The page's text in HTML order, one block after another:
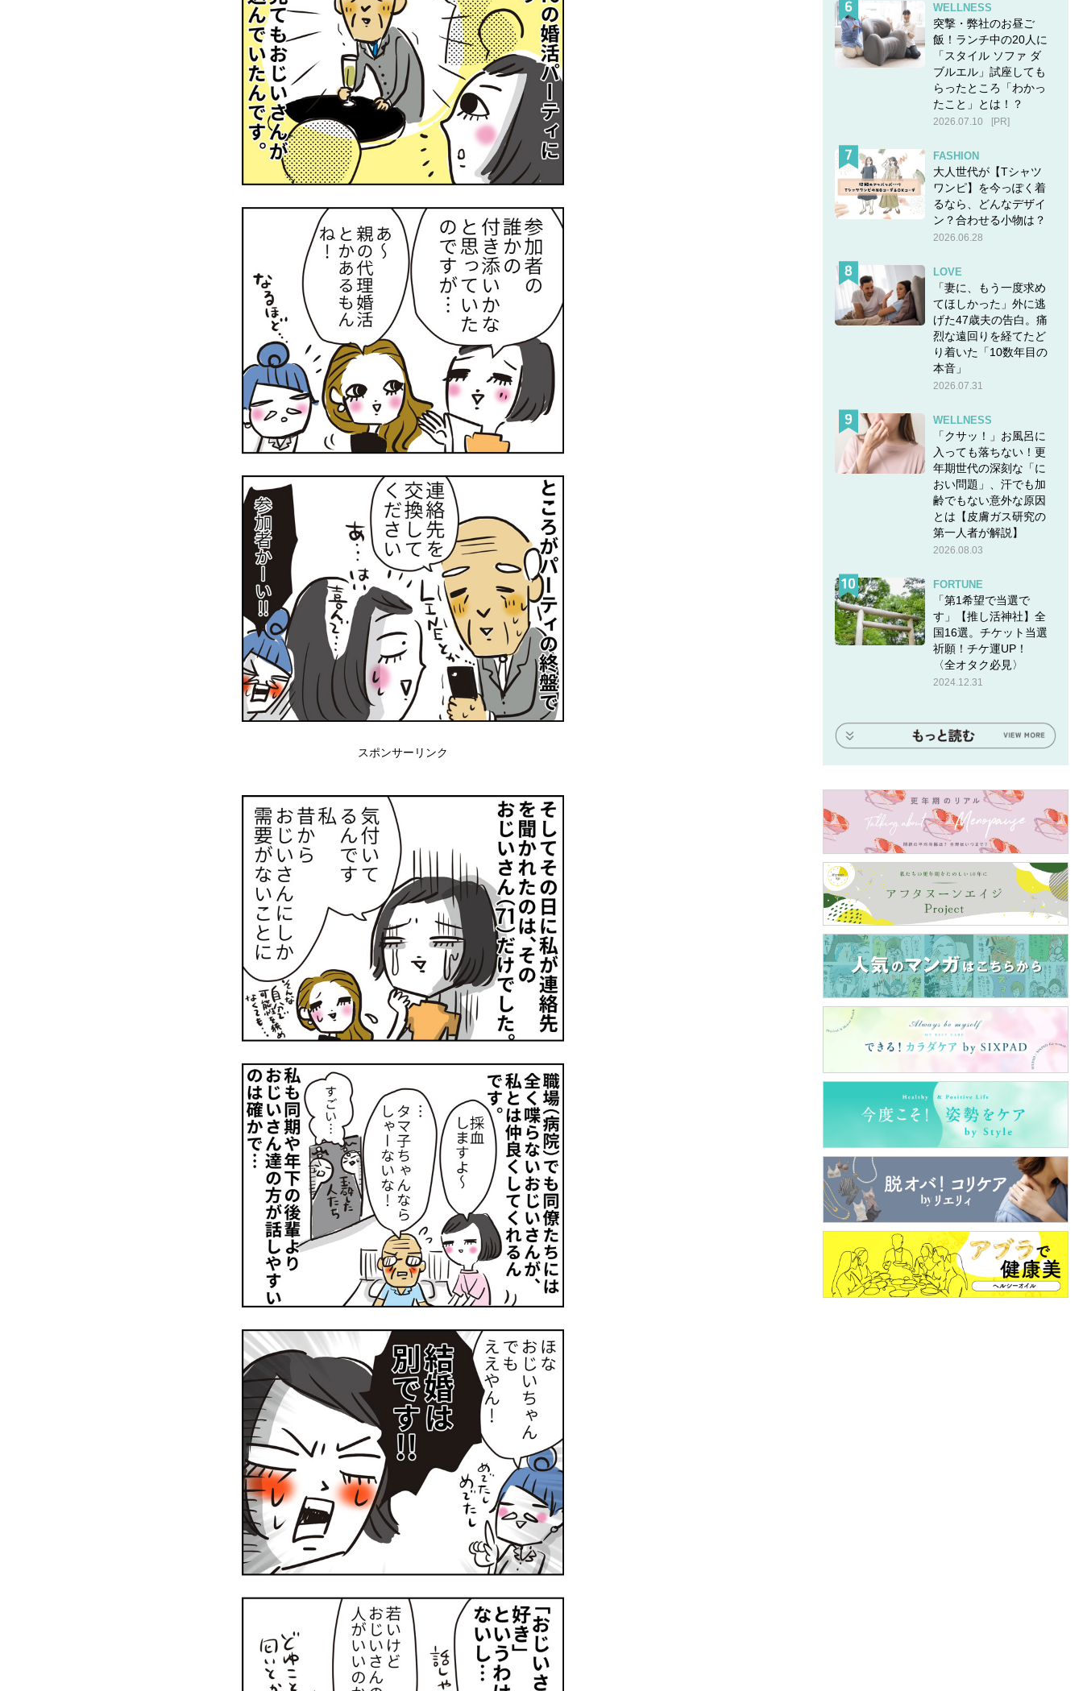
スポンサーリンク
WELLNESS
突撃・弊社のお昼ご
飯！ランチ中の20人に
「スタイル ソファ ダ
ブルエル」試座しても
らったところ「わかっ
たこと」とは！？
2026.07.10 [PR]
FASHION
大人世代が【Tシャツ
ワンピ】を今っぽく着
るなら、どんなデザイ
ン？合わせる小物は？
2026.06.28
LOVE
「妻に、もう一度求め
てほしかった」外に逃
げた47歳夫の告白。痛
烈な遠回りを経てたど
り着いた「10数年目の
本音」
2026.07.31
WELLNESS
「クサッ！」お風呂に
入っても落ちない！更
年期世代の深刻な「に
おい問題」、汗でも加
齢でもない意外な原因
とは【皮膚ガス研究の
第一人者が解説】
2026.08.03
FORTUNE
「第1希望で当選で
す」【推し活神社】全
国16選。チケット当選
祈願！チケ運UP！
〈全オタク必見〉
2024.12.31